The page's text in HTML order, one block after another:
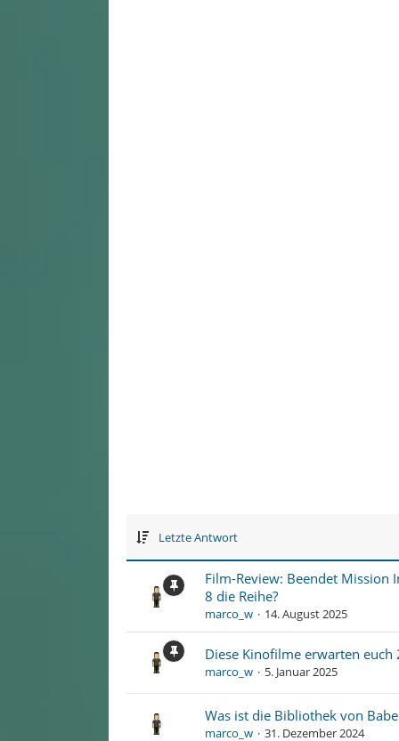
Letzte Antwort
Film-Review: Beendet Mission
8 die Reihe?
marco_w 14. August 2025
Diese Kinofilme erwarten euch
marco_w 5. Januar 2025
Was ist die Bibliothek von
marco_w 31. Dezember 2024